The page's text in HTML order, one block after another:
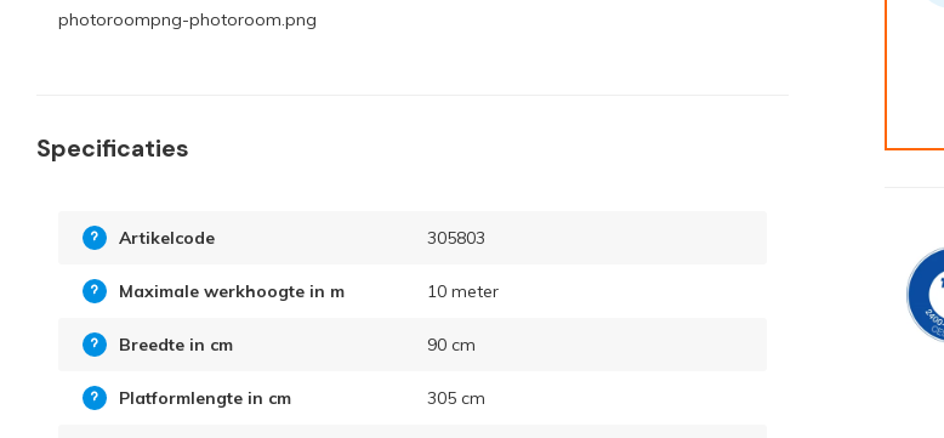
photoroompng-photoroom.png
Specificaties
Artikelcode 305803
Maximale werkhoogte in m 10 meter
Breedte in cm 90 cm
Platformlengte in cm 305 cm